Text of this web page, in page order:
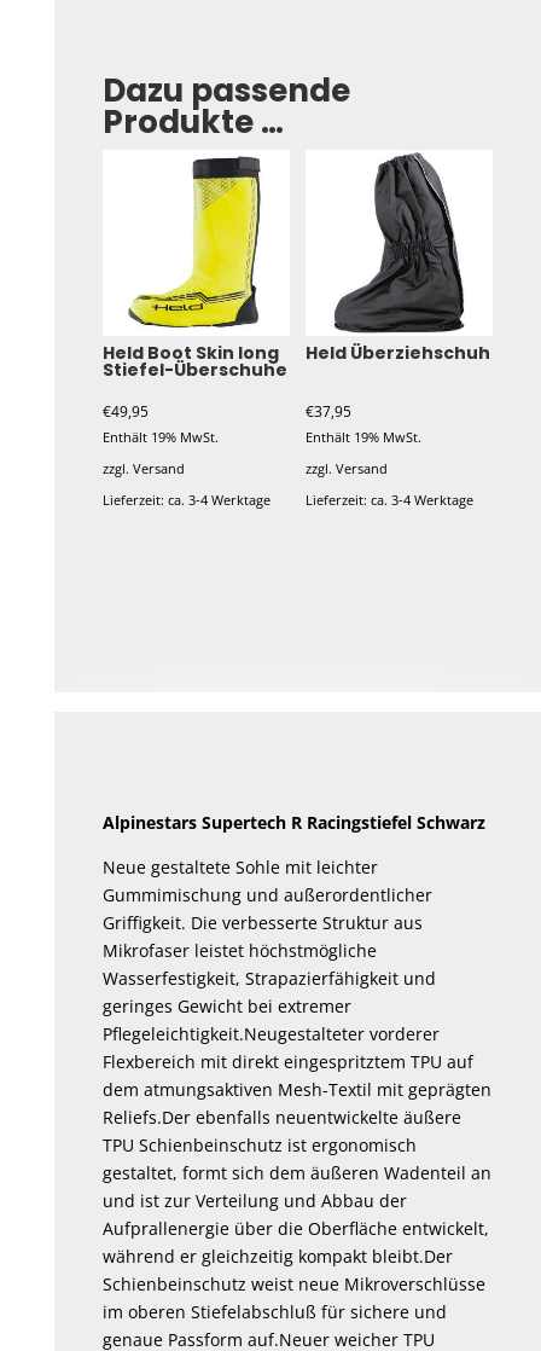
Dazu passende
Produkte …
Held Boot Skin long
Stiefel-Überschuhe
€49,95
Enthält 19% MwSt.
zzgl.Versand
Lieferzeit: ca. 3-4 Werktage
auf
der
Produktseite
gewählt
werden
Held Überziehschuh
€37,95
Enthält 19% MwSt.
zzgl. Versand
Lieferzeit: ca. 3-4 Werktage
auf
der
Produktseite
gewählt
werden
Alpinestars Supertech R Racingstiefel Schwarz
Neue gestaltete Sohle mit leichter
Gummimischung und außerordentlicher
Griffigkeit. Die verbesserte Struktur aus
Mikrofaser leistet höchstmögliche
Wasserfestigkeit, Strapazierfähigkeit und
geringes Gewicht bei extremer
Pflegeleichtigkeit.Neugestalteter vorderer
Flexbereich mit direkt eingespritztem TPU auf
dem atmungsaktiven Mesh-Textil mit geprägten
Reliefs.Der ebenfalls neuentwickelte äußere
TPU Schienbeinschutz ist ergonomisch
gestaltet, formt sich dem äußeren Wadenteil an
und ist zur Verteilung und Abbau der
Aufprallenergie über die Oberfläche entwickelt,
während er gleichzeitig kompakt bleibt.Der
Schienbeinschutz weist neue Mikroverschlüsse
im oberen Stiefelabschluß für sichere und
genaue Passform auf.Neuer weicher TPU